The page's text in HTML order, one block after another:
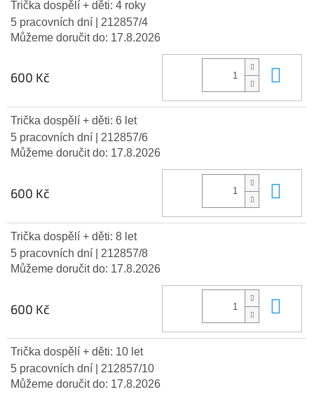
Trička dospělí + děti: 4 roky
5 pracovních dní
| 212857/4
Můžeme doručit do: 17.8.2026
600 Kč
Trička dospělí + děti: 6 let
5 pracovních dní
| 212857/6
Můžeme doručit do: 17.8.2026
600 Kč
Trička dospělí + děti: 8 let
5 pracovních dní
| 212857/8
Můžeme doručit do: 17.8.2026
600 Kč
Trička dospělí + děti: 10 let
5 pracovních dní
| 212857/10
Můžeme doručit do: 17.8.2026